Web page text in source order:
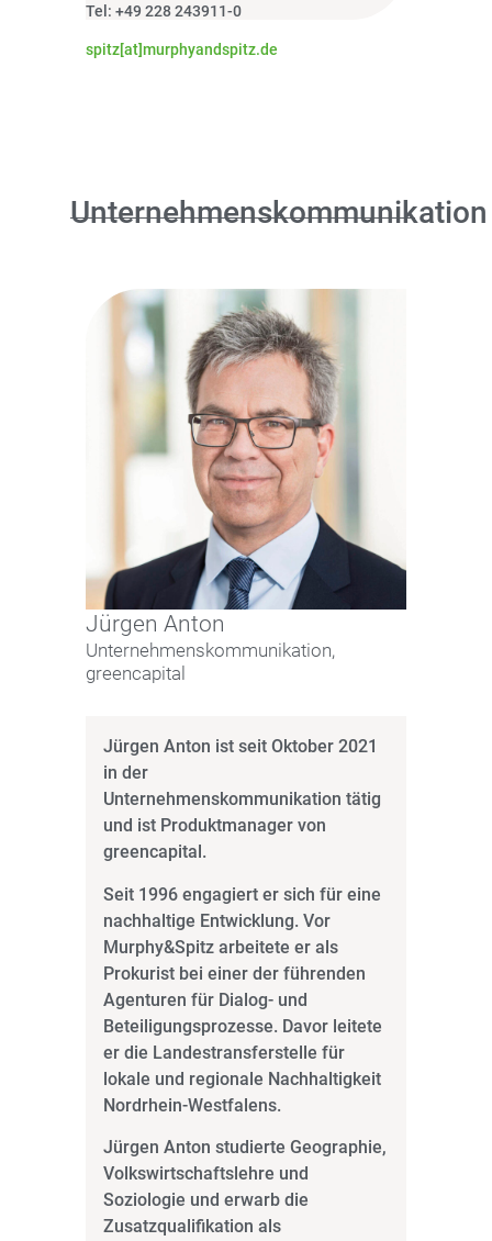
Tel: +49 228 243911-0
spitz[at]murphyandspitz.de
Unternehmenskommunikation
Jürgen Anton
Unternehmenskommunikation,
greencapital
Jürgen Anton ist seit Oktober 2021
in der
Unternehmenskommunikation tätig
und ist Produktmanager von
greencapital.
Seit 1996 engagiert er sich für eine
nachhaltige Entwicklung. Vor
Murphy&Spitz arbeitete er als
Prokurist bei einer der führenden
Agenturen für Dialog- und
Beteiligungsprozesse. Davor leitete
er die Landestransferstelle für
lokale und regionale Nachhaltigkeit
Nordrhein-Westfalens.
Jürgen Anton studierte Geographie,
Volkswirtschaftslehre und
Soziologie und erwarb die
Zusatzqualifikation als